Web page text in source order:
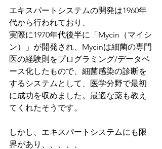
エキスパートシステムの開発は1960年
代から行われており、
実際に1970年代後半に「Mycin（マイシ
ン）」が開発され、Mycinは細菌の専門
医の経験則をプログラミング/データベ
ース化したもので、細菌感染の診断を
するシステムとして、医学分野で最初
に成功を収めました。最適な薬も教え
てくれたそうです。
しかし、エキスパートシステムにも限
界があり、、、、、